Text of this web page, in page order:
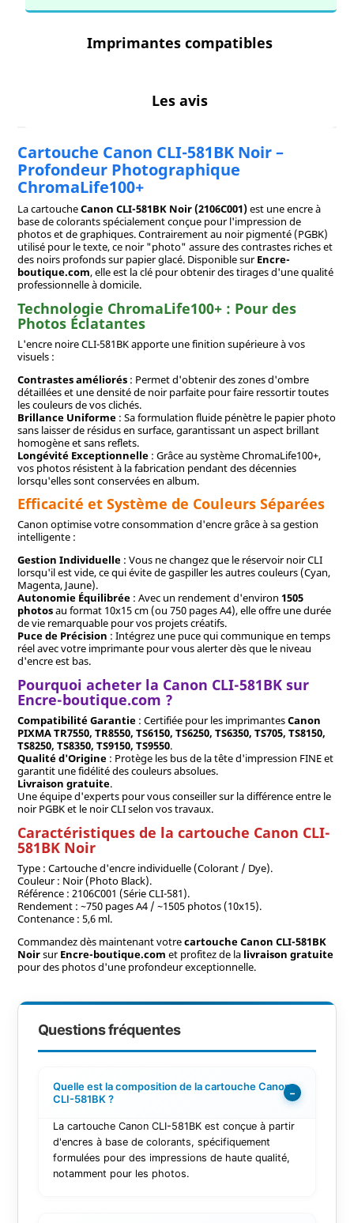
Imprimantes compatibles
Les avis
Cartouche Canon CLI-581BK Noir –
Profondeur Photographique
ChromaLife100+
La cartoucheCanon CLI-581BK Noir (2106C001)est une encre à
base de colorants spécialement conçue pour l'impression de
photos et de graphiques. Contrairement au noir pigmenté (PGBK)
utilisé pour le texte, ce noir "photo" assure des contrastes riches et
des noirs profonds sur papier glacé. Disponible surEncre-
boutique.com, elle est la clé pour obtenir des tirages d'une qualité
professionnelle à domicile.
Technologie ChromaLife100+ : Pour des
Photos Éclatantes
L'encre noire CLI-581BK apporte une finition supérieure à vos
visuels :
Contrastes améliorés: Permet d'obtenir des zones d'ombre
détaillées et une densité de noir parfaite pour faire ressortir toutes
les couleurs de vos clichés.
Brillance Uniforme: Sa formulation fluide pénètre le papier photo
sans laisser de résidus en surface, garantissant un aspect brillant
homogène et sans reflets.
Longévité Exceptionnelle: Grâce au système ChromaLife100+,
vos photos résistent à la fabrication pendant des décennies
lorsqu'elles sont conservées en album.
Efficacité et Système de Couleurs Séparées
Canon optimise votre consommation d'encre grâce à sa gestion
intelligente :
Gestion Individuelle: Vous ne changez que le réservoir noir CLI
lorsqu'il est vide, ce qui évite de gaspiller les autres couleurs (Cyan,
Magenta, Jaune).
Autonomie Équilibrée: Avec un rendement d'environ 1505
photosau format 10x15 cm (ou 750 pages A4), elle offre une durée
de vie remarquable pour vos projets créatifs.
Puce de Précision : Intégrez une puce qui communique en temps
réel avec votre imprimante pour vous alerter dès que le niveau
d'encre est bas.
Pourquoi acheter la Canon CLI-581BK sur
Encre-boutique.com ?
Compatibilité Garantie: Certifiée pour les imprimantesCanon
PIXMA TR7550, TR8550, TS6150, TS6250, TS6350, TS705, TS8150,
TS8250, TS8350, TS9150, TS9550.
Qualité d'Origine: Protège les bus de la tête d'impression FINE et
garantit une fidélité des couleurs absolues.
Livraison gratuite.
Une équipe d'experts pour vous conseiller sur la différence entre le
noir PGBK et le noir CLI selon vos travaux.
Caractéristiques de la cartouche Canon CLI-
581BK Noir
Type : Cartouche d'encre individuelle (Colorant / Dye).
Couleur : Noir (Photo Black).
Référence : 2106C001 (Série CLI-581).
Rendement : ~750 pages A4 / ~1505 photos (10x15).
Contenance : 5,6 ml.
Commandez dès maintenant votrecartouche Canon CLI-581BK
NoirsurEncre-boutique.com et profitez de la livraison gratuite
pour des photos d'une profondeur exceptionnelle.
Questions fréquentes
Quelle est la composition de la cartouche Canon
CLI-581BK ?
−
La cartouche Canon CLI-581BK est conçue à partir
d'encres à base de colorants, spécifiquement
formulées pour des impressions de haute qualité,
notamment pour les photos.